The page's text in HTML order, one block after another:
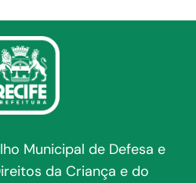
Municipal de Defesa e
da Criança e do